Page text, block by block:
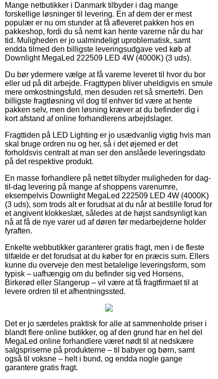
Mange netbutikker i Danmark tilbyder i dag mange
forskellige løsninger til levering. En af dem der er mest
populær er nu om stunder at få afleveret pakken hos en
pakkeshop, fordi du så nemt kan hente varerne når du har
tid. Muligheden er jo ualmindeligt uproblematisk, samt
endda tilmed den billigste leveringsudgave ved køb af
Downlight MegaLed 222509 LED 4W (4000K) (3 uds).
Du bør ydermere vælge at få varerne leveret til hvor du bor
eller ud på dit arbejde. Fragttypen bliver uheldigvis en smule
mere omkostningsfuld, men desuden ret så smertefri. Den
billigste fragtløsning vil dog til enhver tid være at hente
pakken selv, men den løsning kræver at du befinder dig i
kort afstand af online forhandlerens arbejdslager.
Fragttiden på LED Lighting er jo usædvanlig vigtig hvis man
skal bruge ordren nu og her, så i det øjemed er det
forholdsvis centralt at man ser den anslåede leveringsdato
på det respektive produkt.
En masse forhandlere på nettet tilbyder muligheden for dag-
til-dag levering på mange af shoppens varenumre,
eksempelvis Downlight MegaLed 222509 LED 4W (4000K)
(3 uds), som trods alt er forudsat at du når at bestille forud for
et angivent klokkeslæt, således at de højst sandsynligt kan
nå at få de nye varer ud af døren før medarbejderne holder
fyraften.
Enkelte webbutikker garanterer gratis fragt, men i de fleste
tilfælde er det forudsat at du køber for en præcis sum. Ellers
kunne du overveje den mest betalelige leveringsform, som
typisk – uafhængig om du befinder sig ved Horsens,
Birkerød eller Slangerup – vil være at få fragtfirmaet til at
levere ordren til et afhentningssted.
Det er jo særdeles praktisk for alle at sammenholde priser i
blandt flere online butikker, og af den grund har en hel del
MegaLed online forhandlere været nødt til at nedskære
salgspriserne på produkterne – til babyer og børn, samt
også til voksne – helt i bund, og endda nogle gange
garantere gratis fragt.